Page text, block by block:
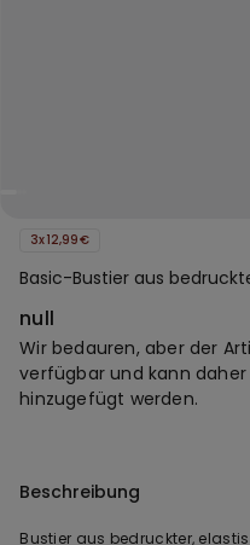
3x12,99€
Basic-Bustier aus
null
Wir bedauren, aber der
verfügbar und kann
hinzugefügt werden.
Beschreibung
Bustier aus bedruckter,